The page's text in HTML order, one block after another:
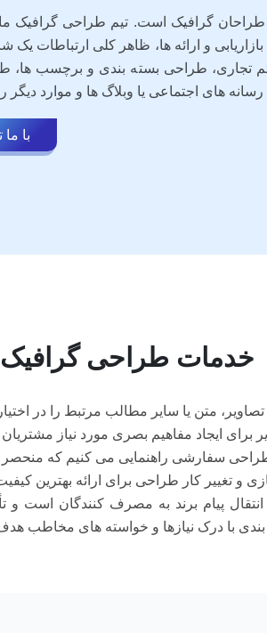
بازاریابی و ارائه ها، ظاهر کلی ارتباطات
تجاری، طراحی بسته بندی و برچسب
با
خدمات طراحی
پیام برند به مصرف کنندگان است و